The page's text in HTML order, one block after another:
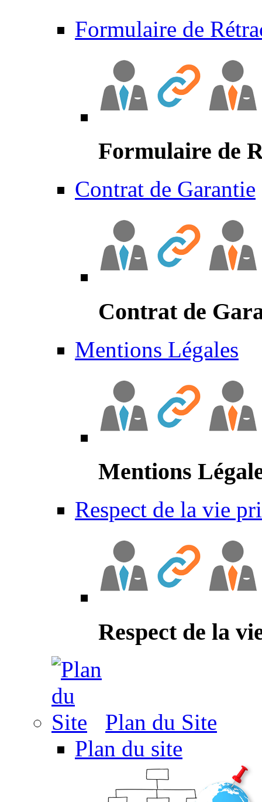
Formulaire de
Formulaire de
Contrat de Garantie
Contrat de
Mentions Légales
Mentions
Respect de la vie
Respect de la
Plan du Site
Plan du site